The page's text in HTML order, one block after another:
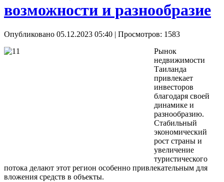
возможности и разнообразие
Опубликовано 05.12.2023 05:40 | Просмотров: 1583
Рынок
недвижимости
Таиланда
привлекает
инвесторов
благодаря своей
динамике и
разнообразию.
Стабильный
экономический
рост страны и
увеличение
туристического
потока делают этот регион особенно привлекательным для
вложения средств в объекты.